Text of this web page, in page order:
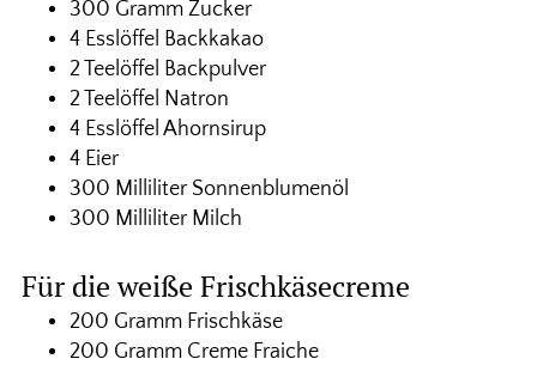
300 Gramm Zucker
4 Esslöffel Backkakao
2 Teelöffel Backpulver
2 Teelöffel Natron
4 Esslöffel Ahornsirup
4 Eier
300 Milliliter Sonnenblumenöl
300 Milliliter Milch
Für die weiße Frischkäsecreme
200 Gramm Frischkäse
200 Gramm Creme Fraiche